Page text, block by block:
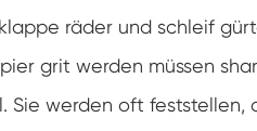
räder und schleif
grit werden müssen
werden oft feststellen,